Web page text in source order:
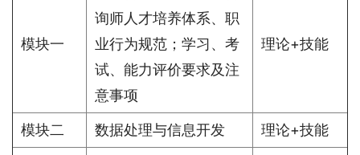
模块一
询师人才培养体系、职
业行为规范；学习、考
试、能力评价要求及注
意事项
理论+技能
模块二 数据处理与信息开发 理论+技能